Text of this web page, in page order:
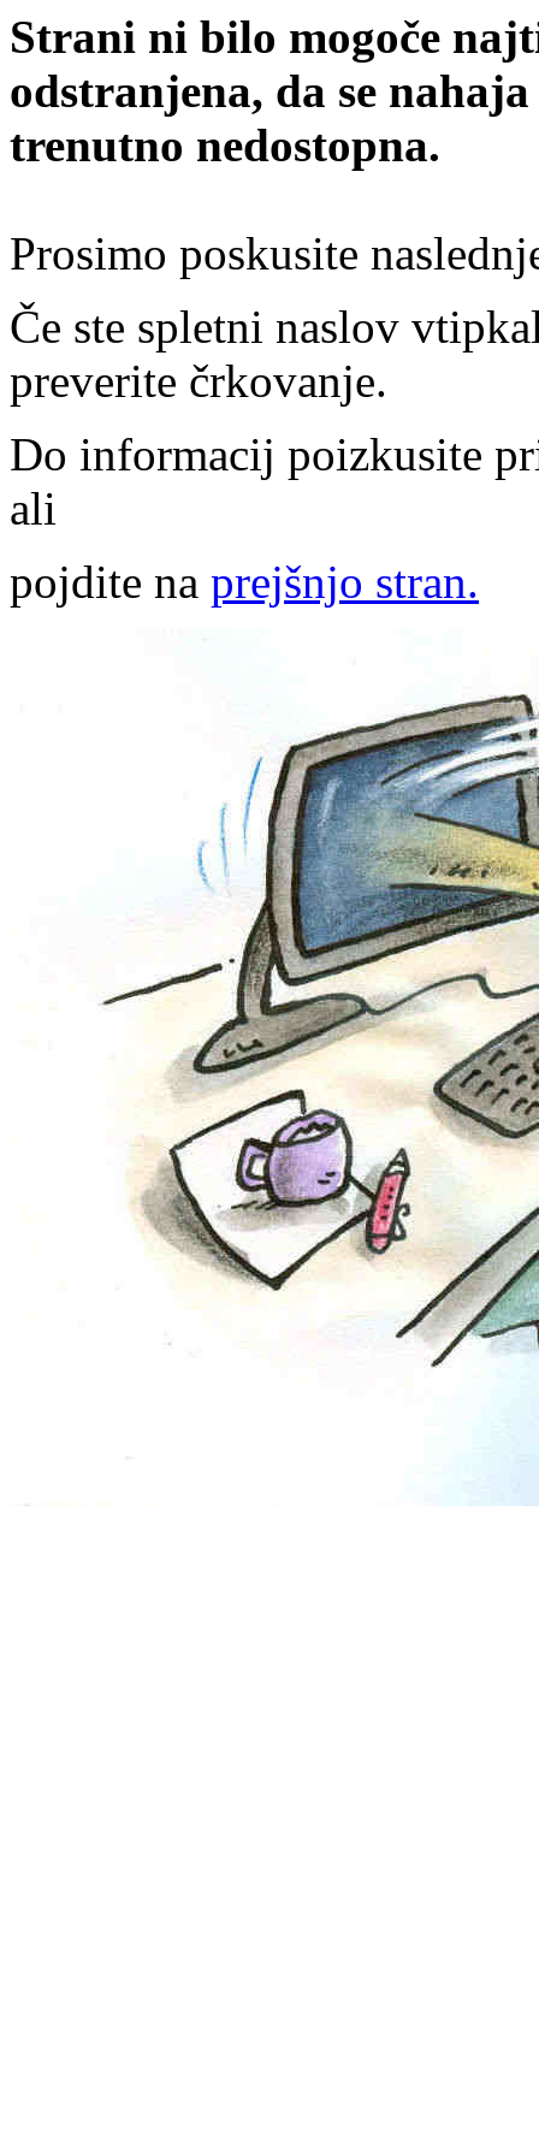
Strani ni bilo mogoče
odstranjena, da se
trenutno nedostopna.
Prosimo poskusite
Če ste spletni naslov
preverite črkovanje.
Do informacij poizkusite
ali
pojdite na prejšnjo stran.